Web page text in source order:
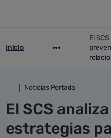
ir-a inicio
Inicio
Mostrar
ir-a El
El
Noticias Portada
El SCS
estrategias